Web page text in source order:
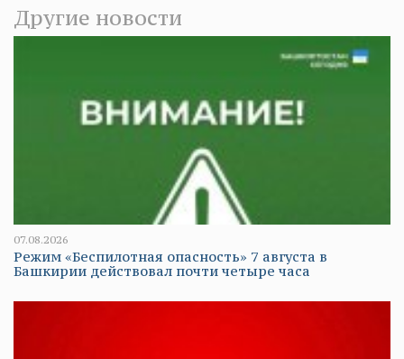
Другие новости
07.08.2026
Режим «Беспилотная опасность» 7 августа в
Башкирии действовал почти четыре часа